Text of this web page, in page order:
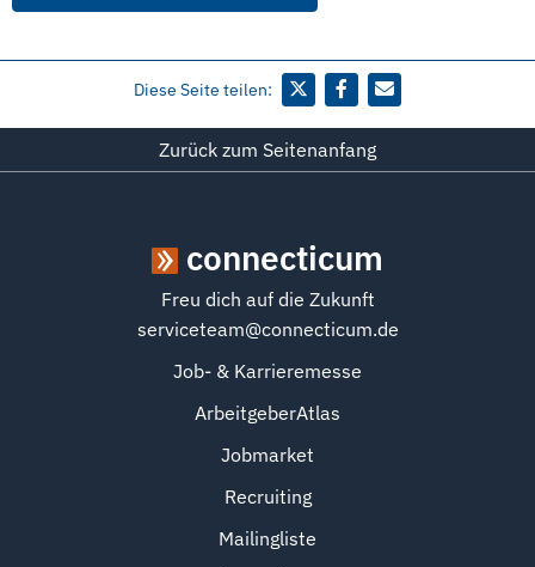
Diese Seite teilen:
Zurück zum Seitenanfang
connecticum
Freu dich auf die Zukunft
serviceteam@connecticum.de
Job- & Karrieremesse
ArbeitgeberAtlas
Jobmarket
Recruiting
Mailingliste